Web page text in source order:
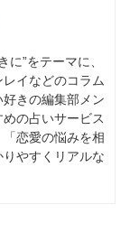
に”をテーマに、
イなどのコラム
きの編集部メン
の占いサービス
恋愛の悩みを相
やすくリアルな